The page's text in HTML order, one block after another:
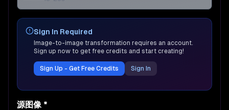
Sign In Required
Image-to-image transformation requires an account.
Sign up now to get free credits and start creating!
Sign Up - Get Free Credits Sign In
源图像*